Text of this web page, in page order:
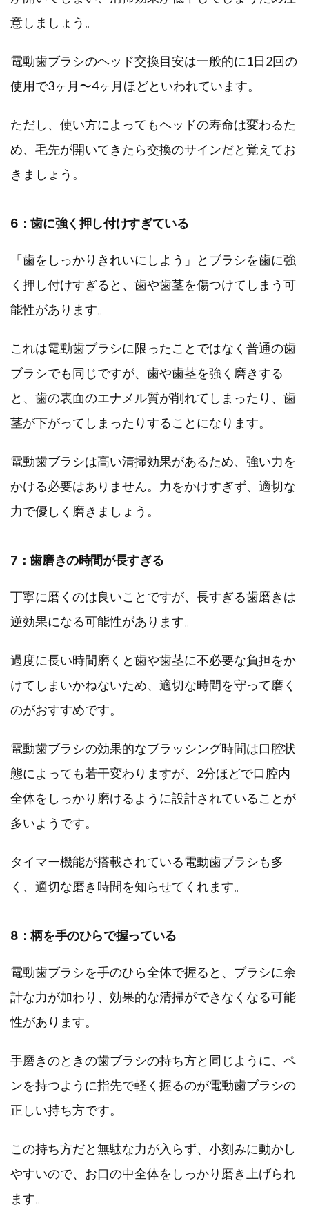
意しましょう。
電動歯ブラシのヘッド交換目安は一般的に1日2回の
使用で3ヶ月〜4ヶ月ほどといわれています。
ただし、使い方によってもヘッドの寿命は変わるた
め、毛先が開いてきたら交換のサインだと覚えてお
きましょう。
6：歯に強く押し付けすぎている
「歯をしっかりきれいにしよう」とブラシを歯に強
く押し付けすぎると、歯や歯茎を傷つけてしまう可
能性があります。
これは電動歯ブラシに限ったことではなく普通の歯
ブラシでも同じですが、歯や歯茎を強く磨きする
と、歯の表面のエナメル質が削れてしまったり、歯
茎が下がってしまったりすることになります。
電動歯ブラシは高い清掃効果があるため、強い力を
かける必要はありません。力をかけすぎず、適切な
力で優しく磨きましょう。
7：歯磨きの時間が長すぎる
丁寧に磨くのは良いことですが、長すぎる歯磨きは
逆効果になる可能性があります。
過度に長い時間磨くと歯や歯茎に不必要な負担をか
けてしまいかねないため、適切な時間を守って磨く
のがおすすめです。
電動歯ブラシの効果的なブラッシング時間は口腔状
態によっても若干変わりますが、2分ほどで口腔内
全体をしっかり磨けるように設計されていることが
多いようです。
タイマー機能が搭載されている電動歯ブラシも多
く、適切な磨き時間を知らせてくれます。
8：柄を手のひらで握っている
電動歯ブラシを手のひら全体で握ると、ブラシに余
計な力が加わり、効果的な清掃ができなくなる可能
性があります。
手磨きのときの歯ブラシの持ち方と同じように、ペ
ンを持つように指先で軽く握るのが電動歯ブラシの
正しい持ち方です。
この持ち方だと無駄な力が入らず、小刻みに動かし
やすいので、お口の中全体をしっかり磨き上げられ
ます。